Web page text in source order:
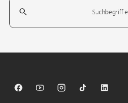
Suchfeld
Sparkasse auf Facebook
Sparkasse auf Youtube
Sparkasse aufSparkasse auf